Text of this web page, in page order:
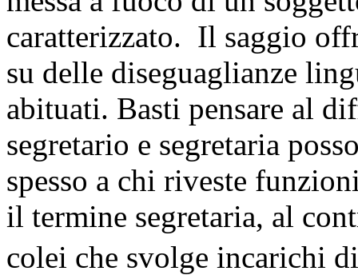
caratterizzato. Il saggio
su delle diseguaglianze
abituati. Basti pensare al
segretario e segretaria
spesso a chi riveste
il termine segretaria, al
colei che svolge incarichi